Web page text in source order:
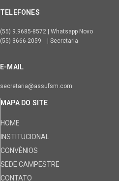
TELEFONES
(55) 9.9685-8572 | Whatsapp Novo
(55) 3666-2059 | Secretaria
E-MAIL
secretaria@assufsm.com
MAPA DO SITE
HOME
INSTITUCIONAL
CONVÊNIOS
SEDE CAMPESTRE
CONTATO